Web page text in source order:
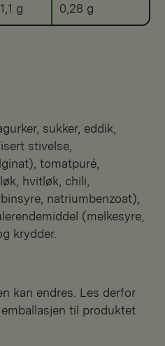
1,1 g 0,28 g
stivelse,
tomatpuré,
hvitløk, chili,
natriumbenzoat),
(melkesyre,
krydder.
kan endres. Les derfor
til produktet